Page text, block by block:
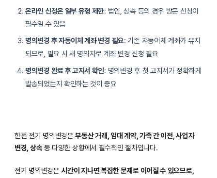
온라인 신청은 일부 유형 제한: 법인, 상속 등의 경우 방문 신청이
필수일 수 있음
명의변경 후 자동이체 계좌 변경 필요: 기존 자동이체 계좌가 유지
되므로, 필요 시 새 명의자로 계좌 변경 신청 필요
명의변경 완료 후 고지서 확인: 명의변경 후 첫 고지서가 정확하게
발송되었는지 확인하는 것이 중요
한전 전기 명의변경은부동산 거래, 임대 계약, 가족 간 이전, 사업자
변경, 상속등 다양한 상황에서 필수적인 절차입니다.
전기 명의변경은시간이 지나면 복잡한 문제로 이어질 수 있으므로,